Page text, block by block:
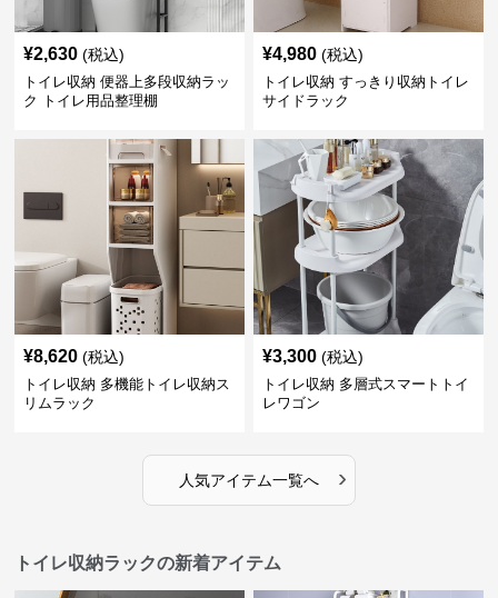
¥2,630 (税込)
トイレ収納 便器上多段収納ラッ
ク トイレ用品整理棚
¥4,980 (税込)
トイレ収納 すっきり収納トイレ
サイドラック
¥8,620 (税込)
トイレ収納 多機能トイレ収納ス
リムラック
¥3,300 (税込)
トイレ収納 多層式スマートトイ
レワゴン
人気アイテム一覧へ ›
トイレ収納ラックの新着アイテム